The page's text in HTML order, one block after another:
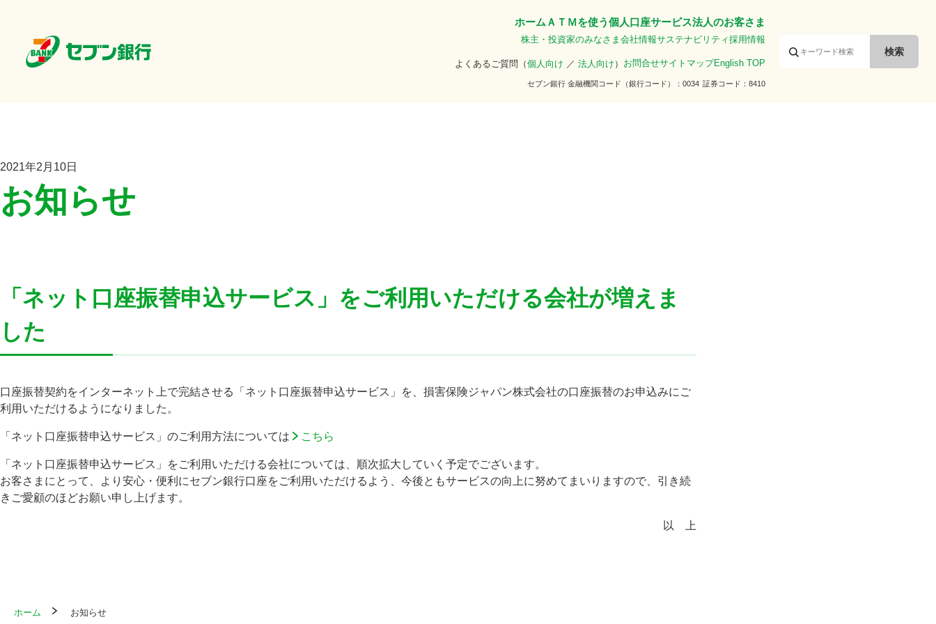
ホーム ＡＴＭを使う個人口座サービス法人のお客さま
株主・投資家のみなさま 会社情報サステナビリティ採用情報
よくあるご質問（個人向け ／ 法人向け ） お問合せサイトマップEnglish TOP
セブン銀行 金融機関コード（銀行コード） 0034 証券コード 8410
2021年2月10日
お知らせ
「ネット口座振替申込サービス」をご利用いただける会社が増えま
した
口座振替契約をインターネット上で完結させる「ネット口座振替申込サービス」を、損害保険ジャパン株式会社の口座振替のお申込みにご
利用いただけるようになりました。
「ネット口座振替申込サービス」のご利用方法については こちら
「ネット口座振替申込サービス」をご利用いただける会社については、順次拡大していく予定でございます。
お客さまにとって、より安心・便利にセブン銀行口座をご利用いただけるよう、今後ともサービスの向上に努めてまいりますので、引き続
きご愛顧のほどお願い申し上げます。
以 上
ホーム お知らせ